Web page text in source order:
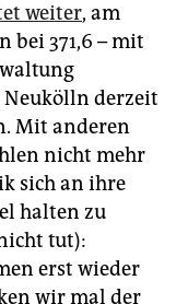
weiter, am
bei 371,6 – mit
Neukölln derzeit
Mit anderen
nicht mehr
sich an ihre
halten zu
tut):
erst wieder
wir mal der